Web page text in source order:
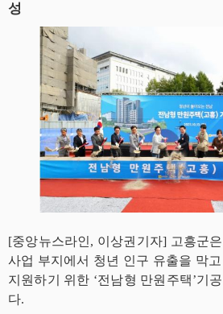
성
[중앙뉴스라인, 이상권기자] 고흥군
사업 부지에서 청년 인구 유출을 막
지원하기 위한 ‘전남형 만원주택’기
다.